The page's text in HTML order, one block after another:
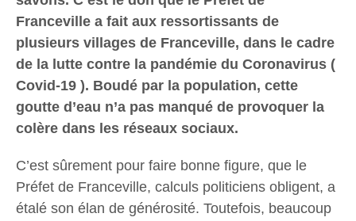
Franceville a fait aux ressortissants de
plusieurs villages de Franceville, dans le cadre
de la lutte contre la pandémie du Coronavirus (
Covid-19 ). Boudé par la population, cette
goutte d’eau n’a pas manqué de provoquer la
colère dans les réseaux sociaux.
C’est sûrement pour faire bonne figure, que le
Préfet de Franceville, calculs politiciens obligent, a
étalé son élan de générosité. Toutefois, beaucoup